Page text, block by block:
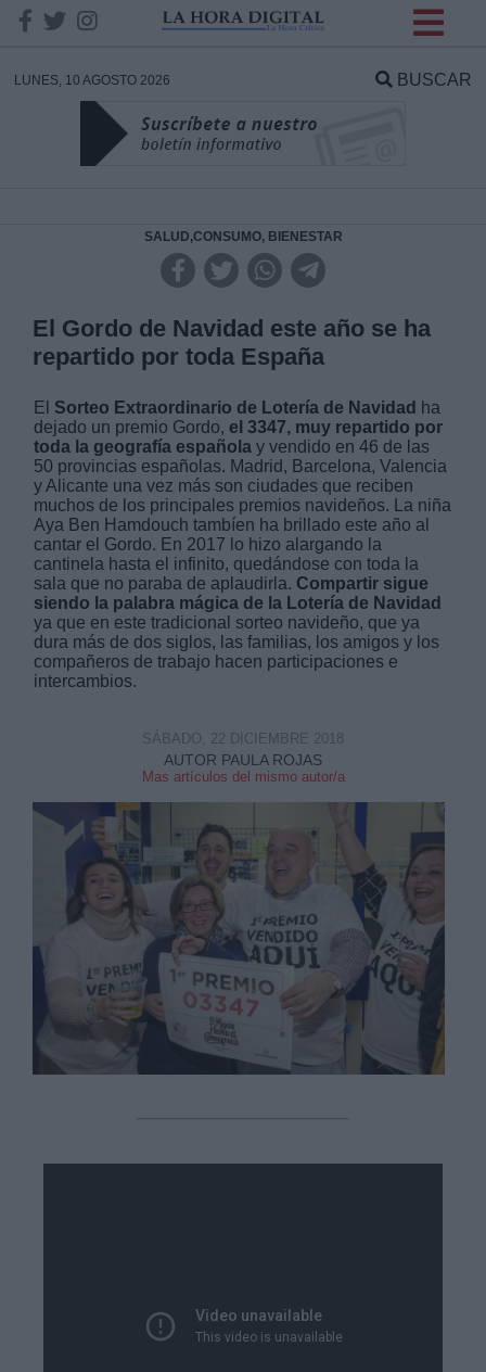
LUNES, 10 AGOSTO 2026 BUSCAR
SALUD,CONSUMO, BIENESTAR
El Gordo de Navidad este año se ha
repartido por toda España
El Sorteo Extraordinario de Lotería de Navidad ha
dejado un premio Gordo, el 3347, muy repartido por
toda la geografía española y vendido en 46 de las
50 provincias españolas. Madrid, Barcelona, Valencia
y Alicante una vez más son ciudades que reciben
muchos de los principales premios navideños. La niña
Aya Ben Hamdouch tambíen ha brillado este año al
cantar el Gordo. En 2017 lo hizo alargando la
cantinela hasta el infinito, quedándose con toda la
sala que no paraba de aplaudirla. Compartir sigue
siendo la palabra mágica de la Lotería de Navidad
ya que en este tradicional sorteo navideño, que ya
dura más de dos siglos, las familias, los amigos y los
compañeros de trabajo hacen participaciones e
intercambios.
AUTOR PAULA ROJAS
Mas artículos del mismo autor/a
SÁBADO, 22 DICIEMBRE 2018
DATOS
Responsable:
Destinatarios:
Derechos: